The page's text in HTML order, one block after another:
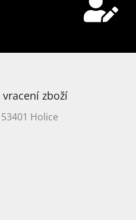
zboží
Holice